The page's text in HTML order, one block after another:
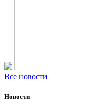
Все новости
Новости